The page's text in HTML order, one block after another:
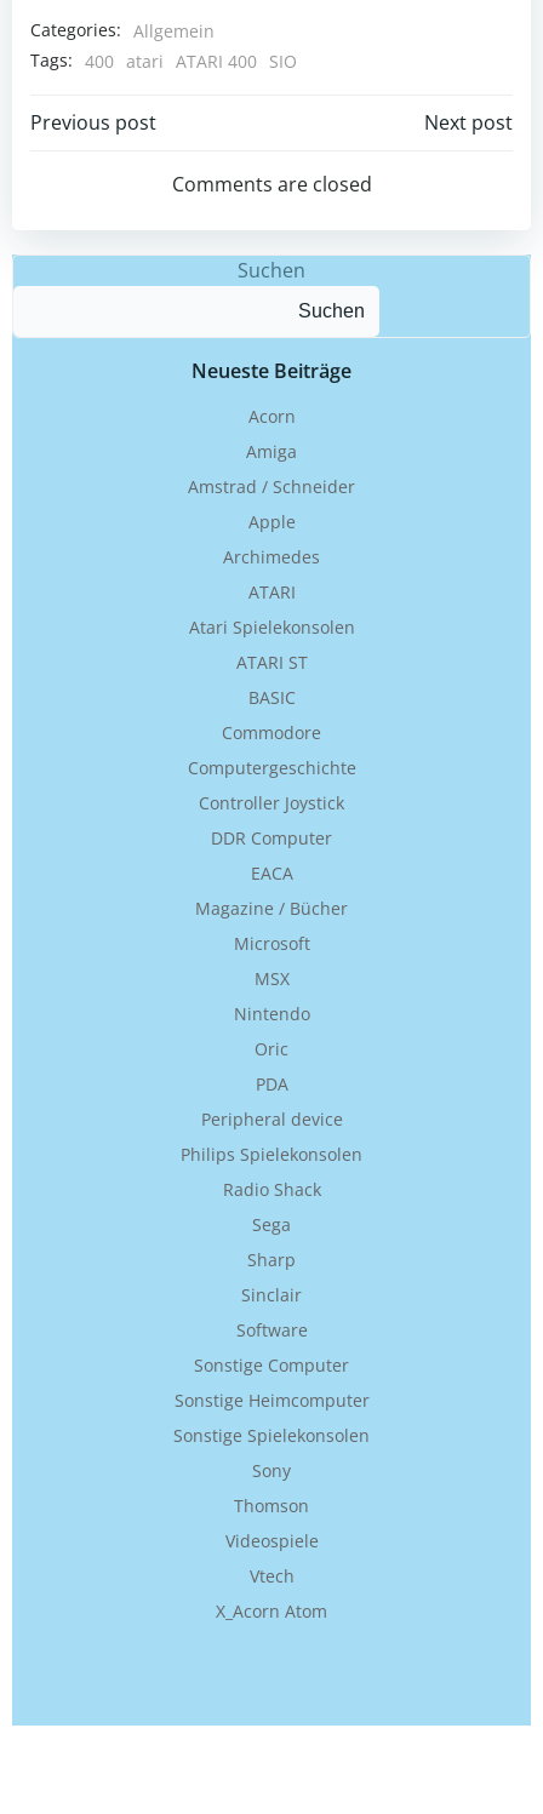
Categories: Allgemein
Tags: 400 atari ATARI 400 SIO
Beitragsnavigation
Previous post Next post
Comments are closed
Suchen
Suchen
Neueste Beiträge
Acorn
Amiga
Amstrad / Schneider
Apple
Archimedes
ATARI
Atari Spielekonsolen
ATARI ST
BASIC
Commodore
Computergeschichte
Controller Joystick
DDR Computer
EACA
Magazine / Bücher
Microsoft
MSX
Nintendo
Oric
PDA
Peripheral device
Philips Spielekonsolen
Radio Shack
Sega
Sharp
Sinclair
Software
Sonstige Computer
Sonstige Heimcomputer
Sonstige Spielekonsolen
Sony
Thomson
Videospiele
Vtech
X_Acorn Atom